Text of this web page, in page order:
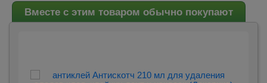
Вместе с этим товаром обычно покупают